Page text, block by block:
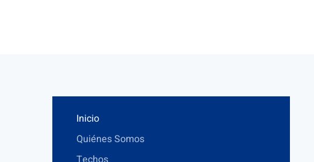
Inicio
Quiénes Somos